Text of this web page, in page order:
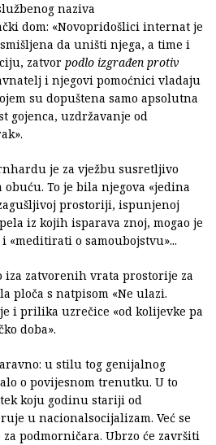
naziva
dom: «Novopridošlici internat je
da uništi njega, a time i
zatvor podlo izgrađen protiv
i njegovi pomoćnici vladaju
su dopuštena samo apsolutna
gojenca, uzdržavanje od
je za vježbu susretljivo
To je bila njegova «jedina
prostoriji, ispunjenoj
iz kojih isparava znoj, mogao je
o samoubojstvu»...
zatvorenih vrata prostorije za
ploča s natpisom «Ne ulazi.
i prilika uzrečice «od kolijevke pa
doba».
u stilu tog genijalnog
o povijesnom trenutku. U to
koju godinu stariji od
u nacionalsocijalizam. Već se
podmorničara. Ubrzo će završiti